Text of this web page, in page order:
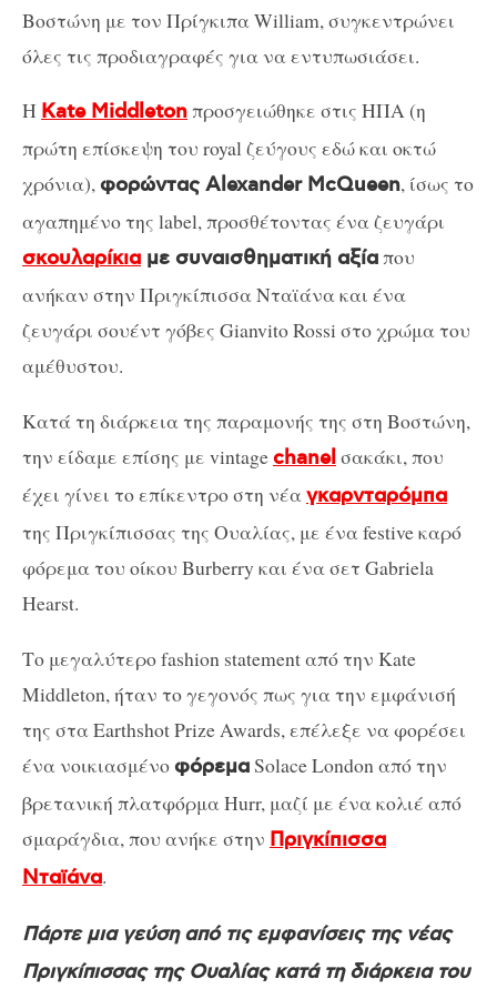
Βοστώνη με τον Πρίγκιπα William, συγκεντρώνει
όλες τις προδιαγραφές για να εντυπωσιάσει.
Η Kate Middletonπροσγειώθηκε στις ΗΠΑ (η
πρώτη επίσκεψη του royal ζεύγους εδώ και οκτώ
χρόνια),φορώντας Alexander McQueen, ίσως το
αγαπημένο της label, προσθέτοντας ένα ζευγάρι
σκουλαρίκια με συναισθηματική αξίαπου
ανήκαν στην Πριγκίπισσα Νταϊάνα και ένα
ζευγάρι σουέντ γόβες Gianvito Rossi στο χρώμα του
αμέθυστου.
Κατά τη διάρκεια της παραμονής της στη Βοστώνη,
την είδαμε επίσης με vintagechanelσακάκι, που
έχει γίνει το επίκεντρο στη νέαγκαρνταρόμπα
της Πριγκίπισσας της Ουαλίας, με ένα festive καρό
φόρεμα του οίκου Burberry και ένα σετ Gabriela
Hearst.
Το μεγαλύτερο fashion statement από την Kate
Middleton, ήταν το γεγονός πως για την εμφάνισή
της στα Earthshot Prize Awards, επέλεξε να φορέσει
ένα νοικιασμένοφόρεμαSolace London από την
βρετανική πλατφόρμα Hurr, μαζί με ένα κολιέ από
σμαράγδια, που ανήκε στην Πριγκίπισσα
Νταϊάνα.
Πάρτε μια γεύση από τις εμφανίσεις της νέας
Πριγκίπισσας της Ουαλίας κατά τη διάρκεια του